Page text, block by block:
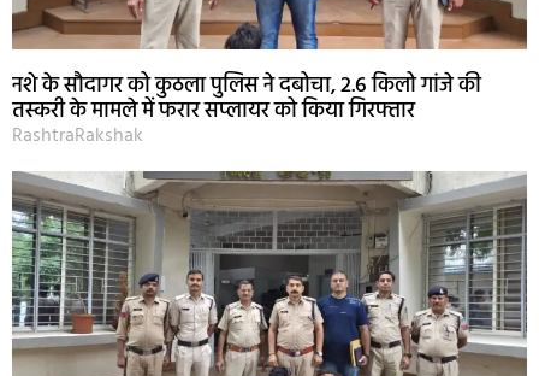
नशे के सौदागर को कुठला पुलिस ने दबोचा, 2.6 किलो गांजे की
तस्करी के मामले में फरार सप्लायर को किया गिरफ्तार
RashtraRakshak